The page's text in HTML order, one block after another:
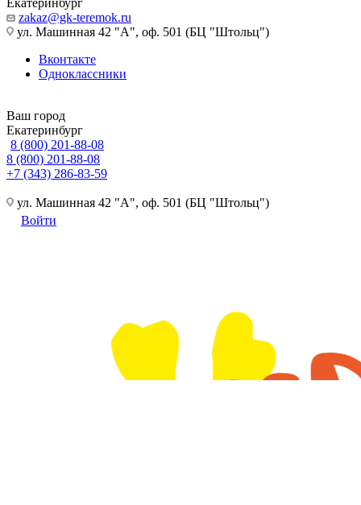
Екатеринбург
zakaz@gk-teremok.ru
ул. Машинная 42 "А", оф. 501 (БЦ "Штольц")
Вконтакте
Одноклассники
Ваш город
Екатеринбург
8 (800) 201-88-08
8 (800) 201-88-08
+7 (343) 286-83-59
ул. Машинная 42 "А", оф. 501 (БЦ "Штольц")
Войти